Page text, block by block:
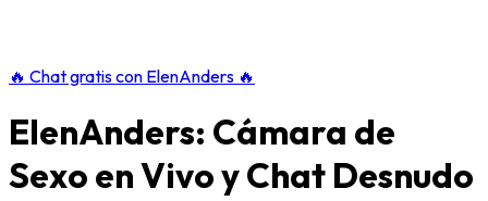
🔥 Chat gratis con ElenAnders 🔥
ElenAnders: Cámara de
Sexo en Vivo y Chat Desnudo